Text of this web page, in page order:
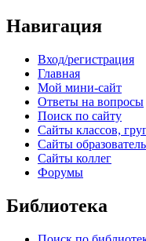
Навигация
Вход/регистрация
Главная
Мой мини-сайт
Ответы на вопросы
Поиск по сайту
Сайты классов,
Сайты
Сайты коллег
Форумы
Библиотека